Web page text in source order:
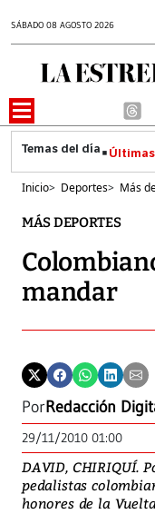
SÁBADO 08 AGOSTO 2026
Inicio> Deportes> Más
MÁS DEPORTES
mandar
PorRedacción
29/11/2010 01:00
DAVID, CHIRIQUÍ.
pedalistas
honores de la